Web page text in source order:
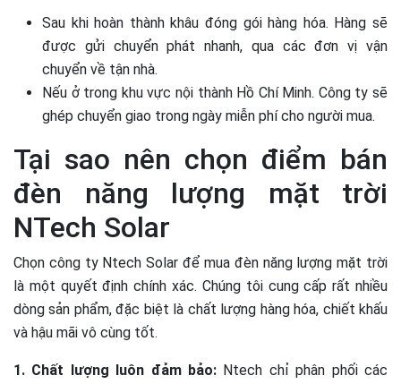
Sau khi hoàn thành khâu đóng gói hàng hóa. Hàng sẽ
được gửi chuyển phát nhanh, qua các đơn vị vận
chuyển về tận nhà.
Nếu ở trong khu vực nội thành Hồ Chí Minh. Công ty sẽ
ghép chuyển giao trong ngày miễn phí cho người mua.
Tại sao nên chọn điểm bán
đèn năng lượng mặt trời
NTech Solar
Chọn công ty Ntech Solar để mua đèn năng lượng mặt trời
là một quyết định chính xác. Chúng tôi cung cấp rất nhiều
dòng sản phẩm, đặc biệt là chất lượng hàng hóa, chiết khấu
và hậu mãi vô cùng tốt.
1. Chất lượng luôn đảm bảo: Ntech chỉ phân phối các